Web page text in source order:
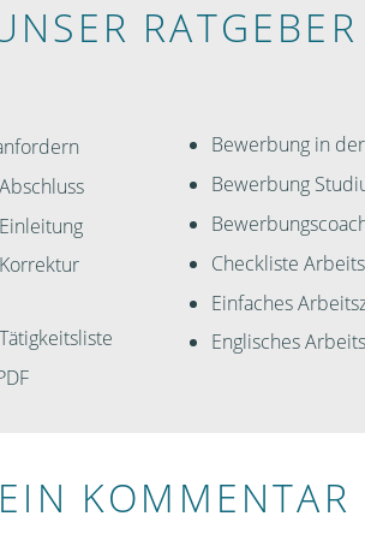
RATGEBER
Bewerbung in
Bewerbung
Checkliste
Einfaches
Englisches
EIN KOMMENTAR